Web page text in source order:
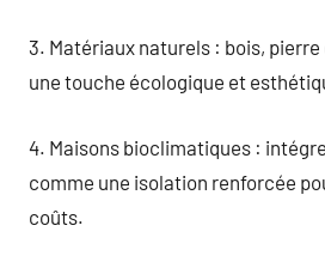
3. Matériaux naturels : bois,
une touche écologique et
4. Maisons bioclimatiques :
comme une isolation renforcée
coûts.